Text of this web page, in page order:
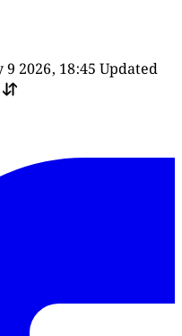
2026, 18:45 Updated